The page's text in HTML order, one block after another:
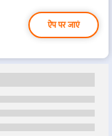
ऐप पर जाएं